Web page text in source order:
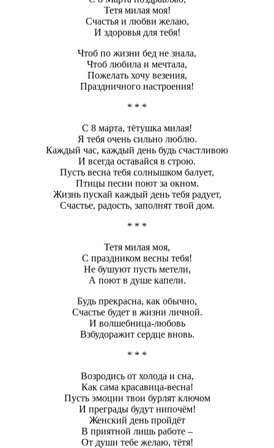
Тетя милая моя!
Счастья и любви желаю,
И здоровья для тебя!
Чтоб по жизни бед не знала,
Чтоб любила и мечтала,
Пожелать хочу везения,
Праздничного настроения!
* * *
С 8 марта, тётушка милая!
Я тебя очень сильно люблю.
Каждый час, каждый день будь счастливою
И всегда оставайся в строю.
Пусть весна тебя солнышком балует,
Птицы песни поют за окном.
Жизнь пускай каждый день тебя радует,
Счастье, радость, заполнят твой дом.
* * *
Тетя милая моя,
С праздником весны тебя!
Не бушуют пусть метели,
А поют в душе капели.
Будь прекрасна, как обычно,
Счастье будет в жизни личной.
И волшебница-любовь
Взбудоражит сердце вновь.
* * *
Возродись от холода и сна,
Как сама красавица-весна!
Пусть эмоции твои бурлят ключом
И преграды будут нипочём!
Женский день пройдёт
В приятной лишь работе –
От души тебе желаю, тётя!